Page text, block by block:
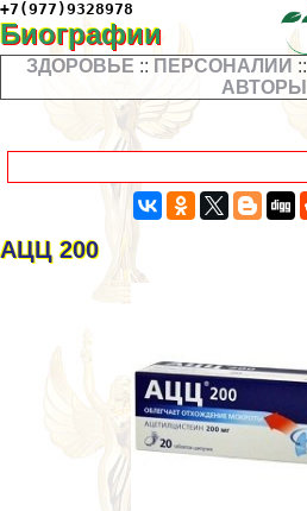
+7(977)9328978
Биографии
ЗДОРОВЬЕ :: ПЕРСОНАЛИИ ::
АВТОРЫ
АЦЦ 200